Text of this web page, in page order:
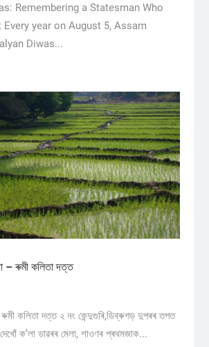
Remembering a Statesman Who
Every year on August 5, Assam
Diwas...
– ৰুমী কলিতা দত্ত
ৰুমী কলিতা দত্ত ২ নং কেন্দুগুৰি,ডিব্ৰুগড় ​দুপৰৰ তপত
ক’লা ডাৱৰৰ মেলা, শাওণৰ প্ৰথমজাক...